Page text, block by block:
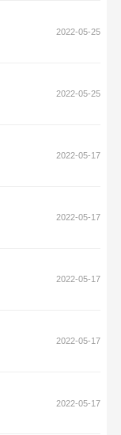
2022-05-25
2022-05-25
2022-05-17
2022-05-17
2022-05-17
2022-05-17
2022-05-17